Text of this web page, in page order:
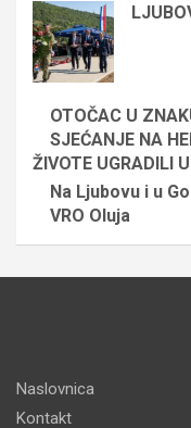
OTOČAC U
SJEĆANJE NA
ŽIVOTE UGRADILI
Na Ljubovu i u
VRO Oluja
Naslovnica
Kontakt